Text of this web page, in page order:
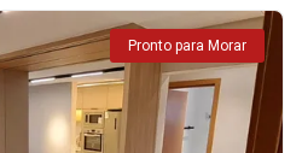
Pronto para Morar